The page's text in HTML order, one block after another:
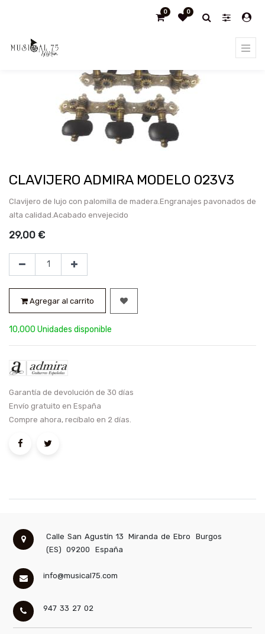
0 0
CLAVIJERO ADMIRA MODELO 023V3
CLAVIJERO ADMIRA MODELO 023V3
Clavijero de lujo con palomilla de madera.Engranajes pavonados de
alta calidad.Acabado envejecido
29,00 €
Agregar al carrito
10,000 Unidades disponible
Garantía de devolución de 30 días
Envío gratuito en España
Compre ahora, recíbalo en 2 días.
Calle San Agustín 13 Miranda de Ebro
Burgos
(ES)
09200 España
info@musical75.com
947 33 27 02